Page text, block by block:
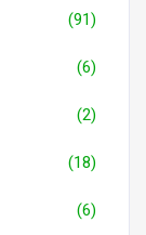
(91)
(6)
(2)
(18)
(6)